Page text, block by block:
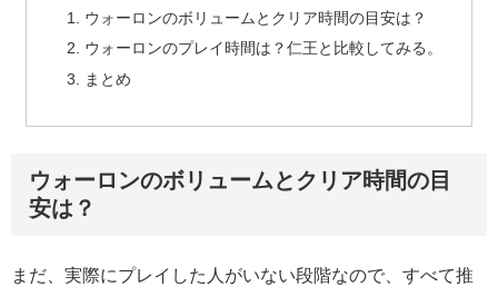
ウォーロンのボリュームとクリア時間の目安は？
ウォーロンのプレイ時間は？仁王と比較してみる。
まとめ
ウォーロンのボリュームとクリア時間の目
安は？
まだ、実際にプレイした人がいない段階なので、すべて推